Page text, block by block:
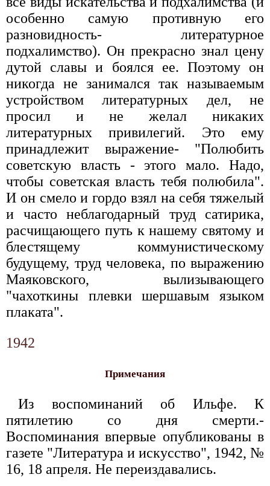
особенно самую противную его
разновидность- литературное
подхалимство). Он прекрасно знал цену
дутой славы и боялся ее. Поэтому он
никогда не занимался так называемым
устройством литературных дел, не
просил и не желал никаких
литературных привилегий. Это ему
принадлежит выражение- "Полюбить
советскую власть - этого мало. Надо,
чтобы советская власть тебя полюбила".
И он смело и гордо взял на себя тяжелый
и часто неблагодарный труд сатирика,
расчищающего путь к нашему святому и
блестящему коммунистическому
будущему, труд человека, по выражению
Маяковского, вылизывающего
"чахоткины плевки шершавым языком
плаката".
1942
Примечания
Из воспоминаний об Ильфе. К
пятилетию со дня смерти.-
Воспоминания впервые опубликованы в
газете "Литература и искусство", 1942, №
16, 18 апреля. Не переиздавались.